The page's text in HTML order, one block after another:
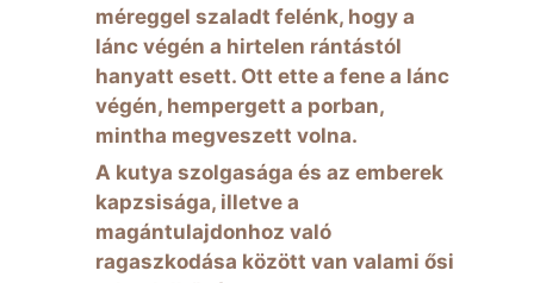
méreggel szaladt felénk, hogy a
lánc végén a hirtelen rántástól
hanyatt esett. Ott ette a fene a lánc
végén, hempergett a porban,
mintha megveszett volna.
A kutya szolgasága és az emberek
kapzsisága, illetve a
magántulajdonhoz való
ragaszkodása között van valami ősi